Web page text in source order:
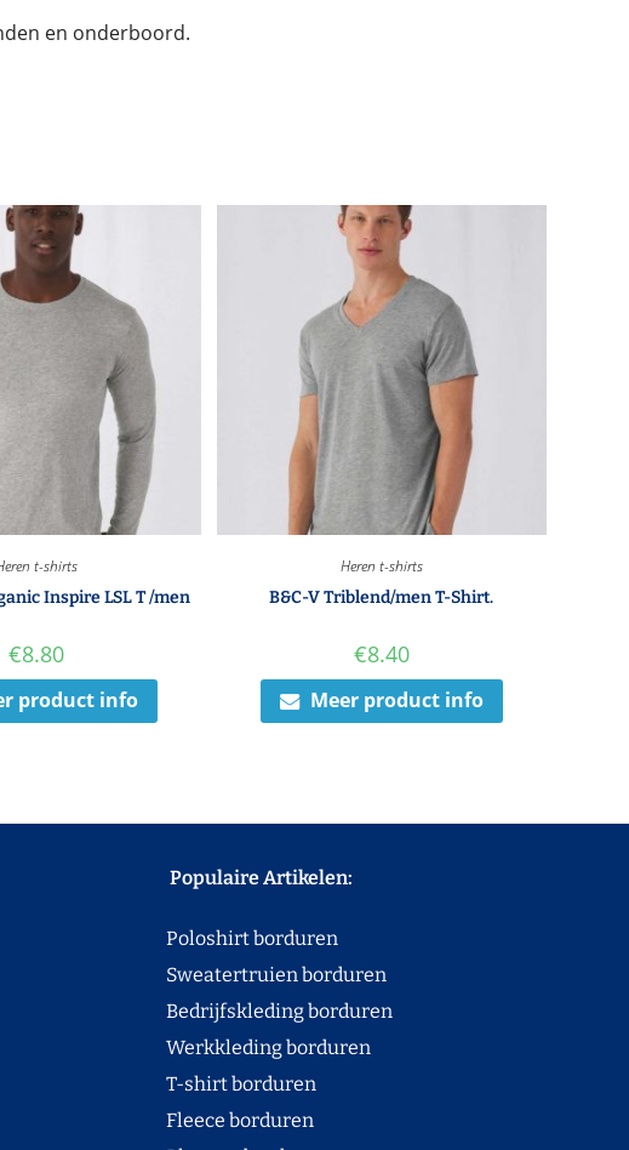
en onderboord.
t-shirts
Inspire LSL T /men
€8.80
product info
Heren t-shirts
B&C-V Triblend/men T-Shirt.
€8.40
Meer product info
Populaire Artikelen:
Poloshirt borduren
Sweatertruien borduren
Bedrijfskleding borduren
Werkkleding borduren
T-shirt borduren
Fleece borduren